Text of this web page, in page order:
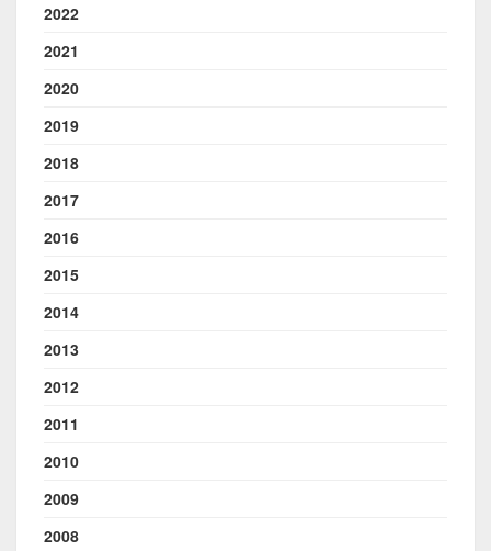
2022
2021
2020
2019
2018
2017
2016
2015
2014
2013
2012
2011
2010
2009
2008